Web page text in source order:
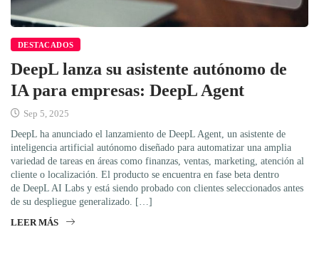
DESTACADOS
DeepL lanza su asistente autónomo de
IA para empresas: DeepL Agent
Sep 5, 2025
DeepL ha anunciado el lanzamiento de DeepL Agent, un asistente de
inteligencia artificial autónomo diseñado para automatizar una amplia
variedad de tareas en áreas como finanzas, ventas, marketing, atención al
cliente o localización. El producto se encuentra en fase beta dentro
de DeepL AI Labs y está siendo probado con clientes seleccionados antes
de su despliegue generalizado. […]
LEER MÁS